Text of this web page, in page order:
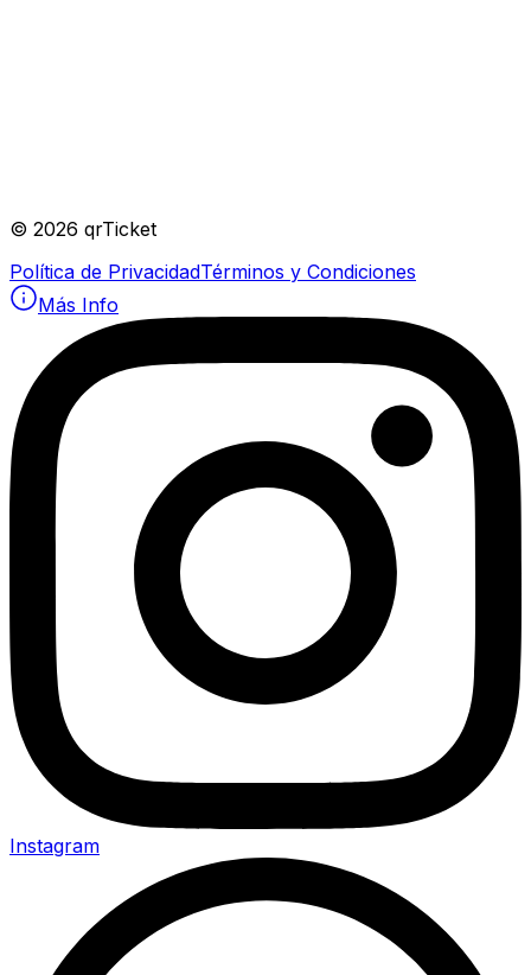
© 2026 qrTicket
Política de PrivacidadTérminos y Condiciones
Más Info
Instagram